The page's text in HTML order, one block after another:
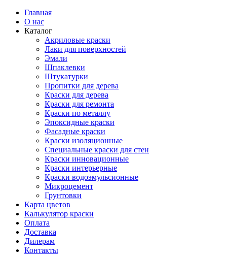
Главная
О нас
Каталог
Акриловые краски
Лаки для поверхностей
Эмали
Шпаклевки
Штукатурки
Пропитки для дерева
Краски для дерева
Краски для ремонта
Краски по металлу
Эпоксидные краски
Фасадные краски
Краски изоляционные
Специальные краски для стен
Краски инновационные
Краски интерьерные
Краски водоэмульсионные
Микроцемент
Грунтовки
Карта цветов
Калькулятор краски
Оплата
Доставка
Дилерам
Контакты